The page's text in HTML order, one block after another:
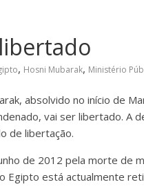
, Hosni Mubarak, Ministério
absolvido no início de
vai ser libertado. A
de libertação.
de 2012 pela morte de
está actualmente